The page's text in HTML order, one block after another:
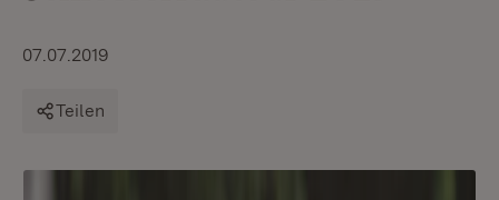
07.07.2019
Teilen